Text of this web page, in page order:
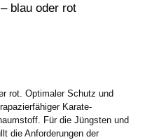
blau oder rot
rot. Optimaler Schutz und
Karate-
Für die Jüngsten und
die Anforderungen der